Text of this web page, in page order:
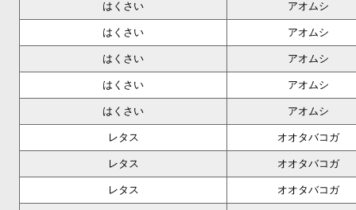
はくさい アオムシ
はくさい アオムシ
はくさい アオムシ
はくさい アオムシ
はくさい アオムシ
レタス オオタバコガ
レタス オオタバコガ
レタス オオタバコガ